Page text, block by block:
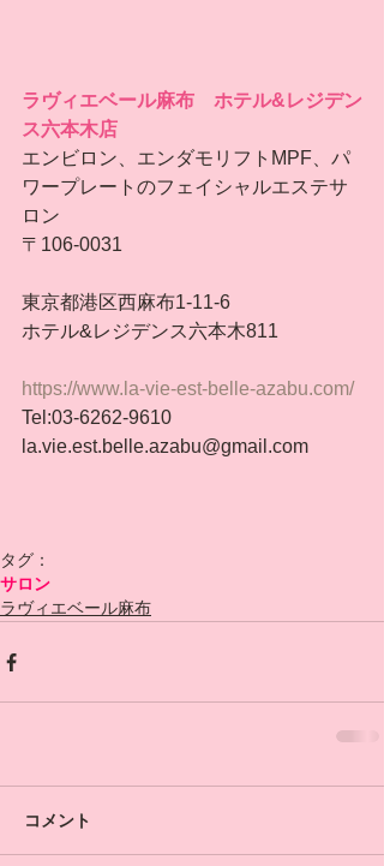
ラヴィエベール麻布　ホテル&レジデン
ス六本木店
エンビロン、エンダモリフトMPF、パ
ワープレートのフェイシャルエステサ
ロン
〒106-0031
東京都港区西麻布1-11-6
ホテル&レジデンス六本木811
https://www.la-vie-est-belle-azabu.com/
Tel:03-6262-9610
la.vie.est.belle.azabu@gmail.com
タグ：
サロン
ラヴィエベール麻布
コメント